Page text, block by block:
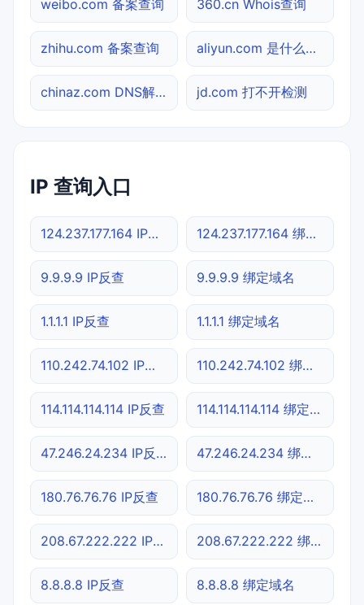
weibo.com 备案查询 360.cn Whois查询
zhihu.com 备案查询 aliyun.com 是什么网站
chinaz.com DNS解析 jd.com 打不开检测
IP 查询入口
124.237.177.164 IP反查 124.237.177.164 绑定域名
9.9.9.9 IP反查 9.9.9.9 绑定域名
1.1.1.1 IP反查 1.1.1.1 绑定域名
110.242.74.102 IP反查 110.242.74.102 绑定域名
114.114.114.114 IP反查 114.114.114.114 绑定域名
47.246.24.234 IP反查 47.246.24.234 绑定域名
180.76.76.76 IP反查 180.76.76.76 绑定域名
208.67.222.222 IP反查 208.67.222.222 绑定域名
8.8.8.8 IP反查 8.8.8.8 绑定域名